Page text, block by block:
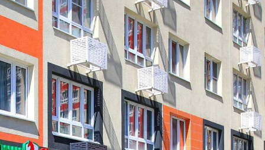
Желаемый / подходящий вид деятельности
Не указано
Назначение
Не указано
Размер площади (м2)
21.5
Цена за помещение
4 730 000 руб.
О помещении